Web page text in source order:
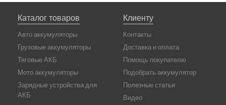
Каталог товаров
Авто аккумуляторы
Грузовые аккумуляторы
Тяговые АКБ
Мото аккумуляторы
Зарядные устройства для
АКБ
Клиенту
Контакты
Доставка и оплата
Помощь покупателю
Подобрать аккумулятор
Полезные статьи
Видео